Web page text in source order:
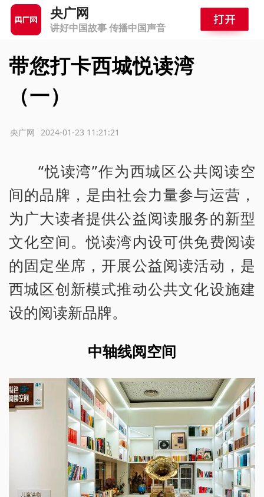
央广网
讲好中国故事 传播中国声音
带您打卡西城悦读湾
（一）
2024-01-23 11:21:21
央广网
“悦读湾”作为西城区公共阅读空
间的品牌，是由社会力量参与运营，
为广大读者提供公益阅读服务的新型
文化空间。悦读湾内设可供免费阅读
的固定坐席，开展公益阅读活动，是
西城区创新模式推动公共文化设施建
设的阅读新品牌。
中轴线阅空间